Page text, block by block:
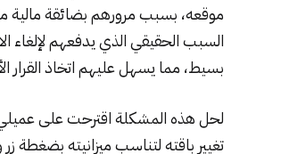
موقعه، بسبب مرورهم بضائقة مالية
السبب الحقيقي الذي يدفعهم لإلغاء
بسيط، مما يسهل عليهم اتخاذ القرار
لحل هذه المشكلة اقترحت على عميلي
تغيير باقته لتناسب ميزانيته